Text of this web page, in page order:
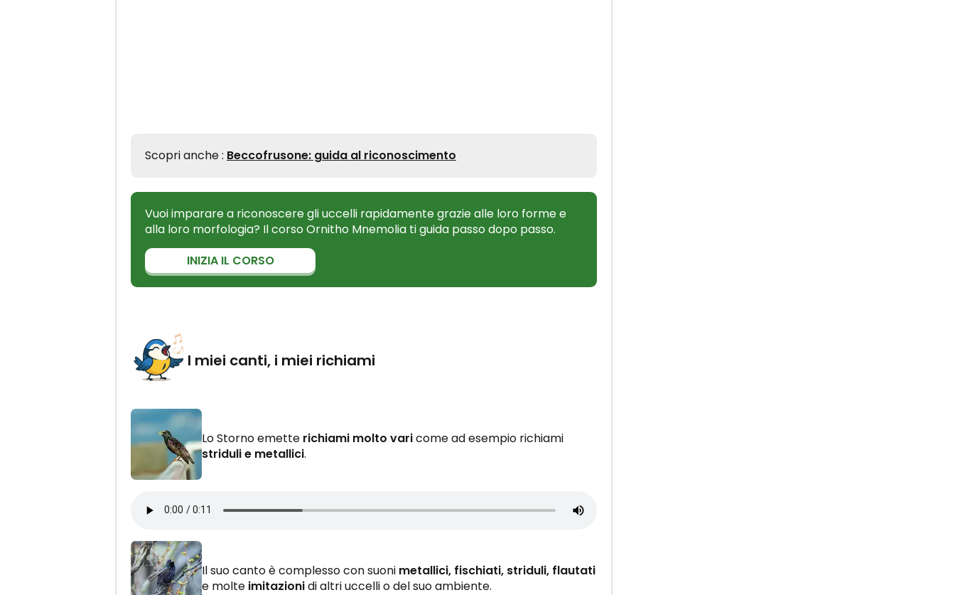
Scopri anche : Beccofrusone: guida al riconoscimento
Vuoi imparare a riconoscere gli uccelli rapidamente grazie alle loro forme e
alla loro morfologia? Il corso Ornitho Mnemolia ti guida passo dopo passo.
INIZIA IL CORSO
I miei canti, i miei richiami
Lo Storno emette richiami molto varicome ad esempio richiami
striduli e metallici.
Il suo canto è complesso con suoni metallici, fischiati, striduli, flautati
e molte imitazionidi altri uccelli o del suo ambiente.